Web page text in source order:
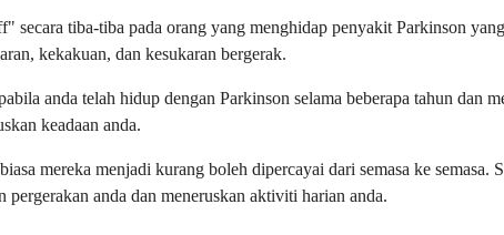
secara tiba-tiba pada orang yang menghidap penyakit Parkinson
kekakuan, dan kesukaran bergerak.
anda telah hidup dengan Parkinson selama beberapa tahun
keadaan anda.
mereka menjadi kurang boleh dipercayai dari semasa ke
anda dan meneruskan aktiviti harian anda.